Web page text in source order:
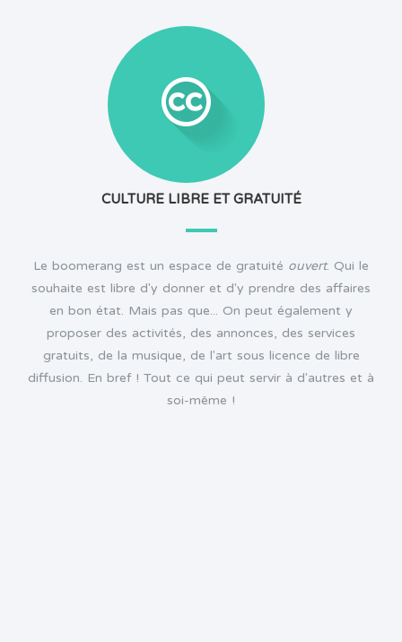
CULTURE LIBRE ET GRATUITÉ
Le boomerang est un espace de gratuité ouvert. Qui le
souhaite est libre d'y donner et d'y prendre des affaires
en bon état. Mais pas que... On peut également y
proposer des activités, des annonces, des services
gratuits, de la musique, de l'art sous licence de libre
diffusion. En bref ! Tout ce qui peut servir à d'autres et à
soi-même !